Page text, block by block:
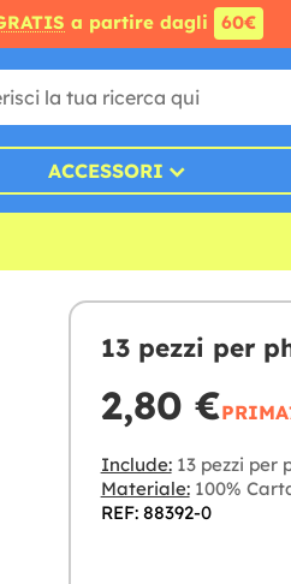
a partire dagli 60€
ACCESSORI
13 pezzi per
2,80 €PRIMA
Include:13 pezzi per
Materiale:100%
REF: 88392-0